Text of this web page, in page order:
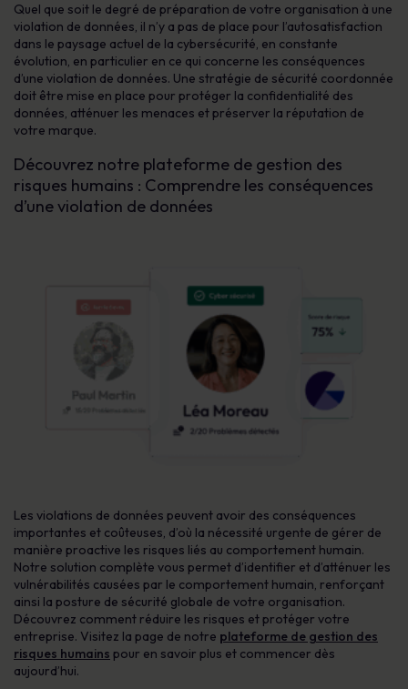
Quel que soit le degré de préparation de votre organisation à une
violation de données, il n’y a pas de place pour l’autosatisfaction
dans le paysage actuel de la cybersécurité, en constante
évolution, en particulier en ce qui concerne les conséquences
d’une violation de données. Une stratégie de sécurité coordonnée
doit être mise en place pour protéger la confidentialité des
données, atténuer les menaces et préserver la réputation de
votre marque.
Découvrez notre plateforme de gestion des
risques humains : Comprendre les conséquences
d’une violation de données
Les violations de données peuvent avoir des conséquences
importantes et coûteuses, d’où la nécessité urgente de gérer de
manière proactive les risques liés au comportement humain.
Notre solution complète vous permet d’identifier et d’atténuer les
vulnérabilités causées par le comportement humain, renforçant
ainsi la posture de sécurité globale de votre organisation.
Découvrez comment réduire les risques et protéger votre
entreprise. Visitez la page de notre plateforme de gestion des
risques humains pour en savoir plus et commencer dès
aujourd’hui.